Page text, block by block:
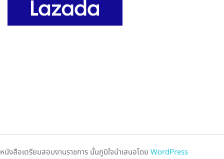
หนังสือเตรียมสอบงานราชการ นั้นภูมิใจนำเสนอโดย WordPress